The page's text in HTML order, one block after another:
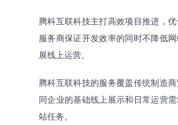
腾科互联科技主打高效项目推进，
服务商保证开发效率的同时不降低
展线上运营。
腾科互联科技的服务覆盖传统制造
同企业的基础线上展示和日常运营
站任务。